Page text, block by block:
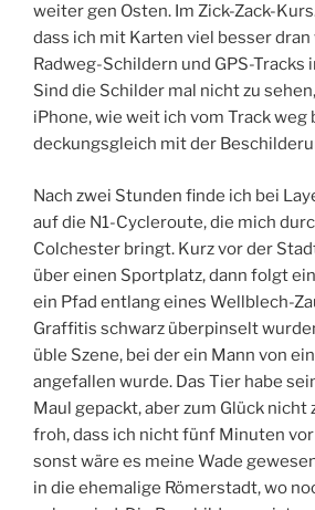
weiter gen Osten. Im Zick-Zack-
dass ich mit Karten viel besser
Radweg-Schildern und GPS-Tracks
Sind die Schilder mal nicht zu
iPhone, wie weit ich vom Track weg
deckungsgleich mit der
Nach zwei Stunden finde ich bei
auf die N1-Cycleroute, die mich
Colchester bringt. Kurz vor der
über einen Sportplatz, dann folgt
ein Pfad entlang eines Wellblech-
Graffitis schwarz überpinselt
üble Szene, bei der ein Mann von
angefallen wurde. Das Tier habe
Maul gepackt, aber zum Glück nicht
froh, dass ich nicht fünf Minuten
sonst wäre es meine Wade
in die ehemalige Römerstadt, wo